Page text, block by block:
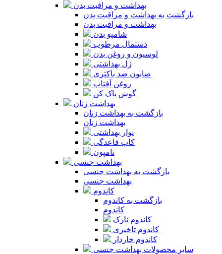
بهداشت و مراقبت بدن
بازگشت به بهداشت و مراقبت بدن
بهداشت و مراقبت بدن
شامپو بدن
دستمال مرطوب
لوسیون و روغن بدن
ژل بهداشتی
صابون ضد باکتری
روغن آفتاب
گوش پاک کن
بهداشت زنان
بازگشت به بهداشت زنان
بهداشت زنان
نوار بهداشتی
کاپ قاعدگی
تامپون
بهداشت جنسی
بازگشت به بهداشت جنسی
بهداشت جنسی
کاندوم
بازگشت به کاندوم
کاندوم
کاندوم نازک
کاندوم تاخیری
کاندوم خاردار
سایر محصولات بهداشت جنسی